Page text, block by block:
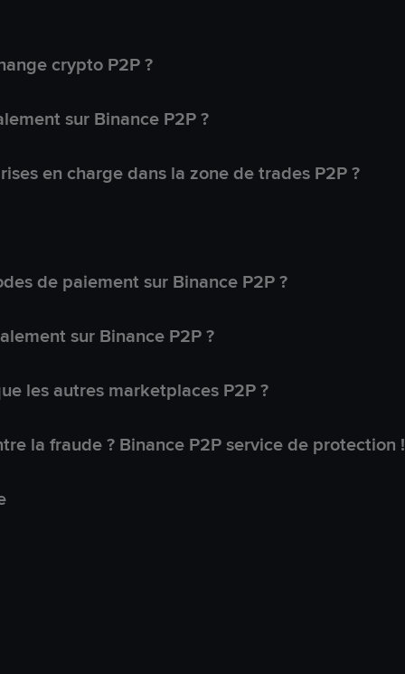
crypto P2P ?
sur Binance P2P ?
en charge dans la zone de trades P2P ?
de paiement sur Binance P2P ?
sur Binance P2P ?
les autres marketplaces P2P ?
la fraude ? Binance P2P service de protection !